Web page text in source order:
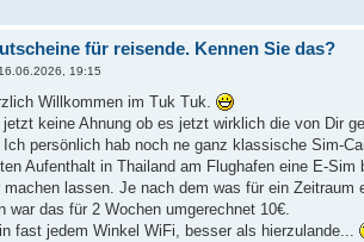
für reisende. Kennen Sie das?
16.06.2026, 19:15
Willkommen im Tuk Tuk.
jetzt keine Ahnung ob es jetzt wirklich die von Dir
persönlich hab noch ne ganz klassische Sim-
Aufenthalt in Thailand am Flughafen eine E-
machen lassen. Je nach dem was für ein
war das für 2 Wochen umgerechnet 10€.
fast jedem Winkel WiFi, besser als hierzulande...